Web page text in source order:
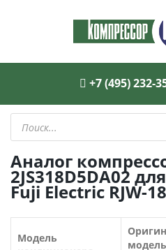
+7 (495) 232-
Поиск
товаров
Аналог
2JS318D5DA02
Fuji Electric RJW-
Модель
модель